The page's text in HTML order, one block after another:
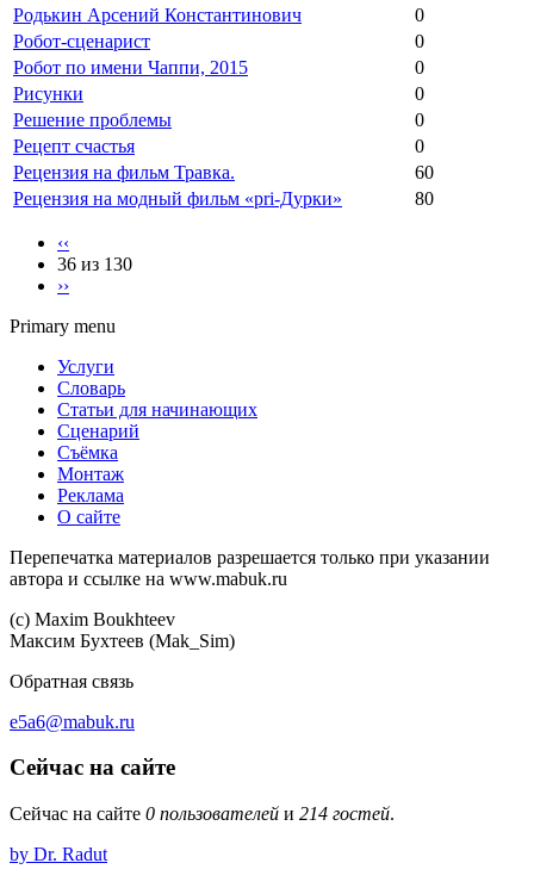
Родькин Арсений Константинович
0
Робот-сценарист
0
Робот по имени Чаппи, 2015
0
Рисунки
0
Решение проблемы
0
Рецепт счастья
0
Рецензия на фильм Травка.
60
Рецензия на модный фильм «pri-Дурки»
80
‹‹
36 из 130
››
Primary menu
Услуги
Словарь
Статьи для начинающих
Сценарий
Съёмка
Монтаж
Реклама
О сайте
Перепечатка материалов разрешается только при указании
автора и ссылке на www.mabuk.ru
(c) Maхim Boukhteev
Максим Бухтеев (Mak_Sim)
Обратная связь
e5a6@mabuk.ru
Сейчас на сайте
Сейчас на сайте 0 пользователей и 214 гостей.
by Dr. Radut